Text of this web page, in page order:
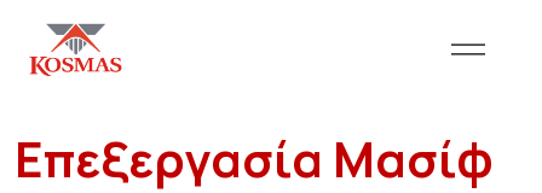
Επεξεργασία Μασίφ